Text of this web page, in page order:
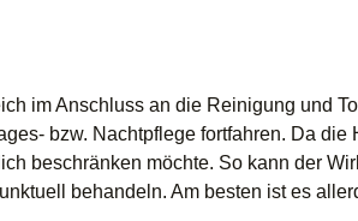
im Anschluss an die Reinigung und
bzw. Nachtpflege fortfahren. Da die
beschränken möchte. So kann der
behandeln. Am besten ist es